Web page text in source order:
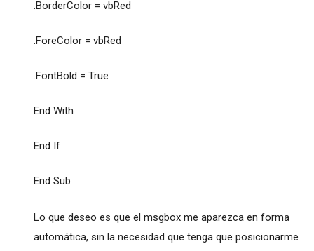
.BorderColor = vbRed
.ForeColor = vbRed
.FontBold = True
End With
End If
End Sub
Lo que deseo es que el msgbox me aparezca en forma
automática, sin la necesidad que tenga que posicionarme